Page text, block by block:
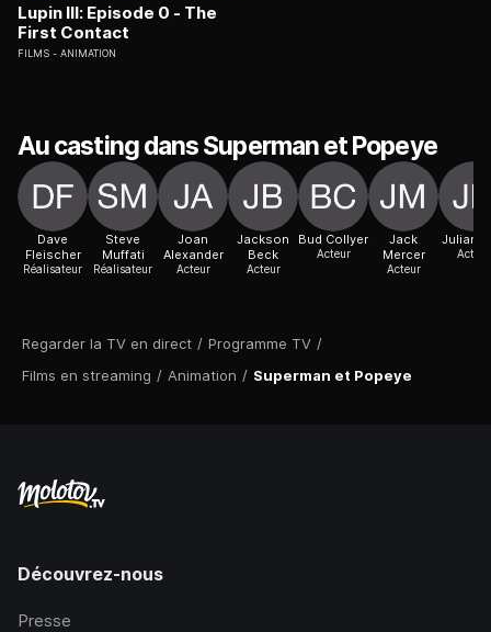
Regarder la TV en direct / Programme TV /
Films en streaming / Animation / Superman et Popeye
Lupin III: Episode 0 - The
First Contact
FILMS ANIMATION
Au casting dans Superman et Popeye
Dave
Fleischer
Réalisateur
Steve
Muffati
Réalisateur
Joan
Alexander
Acteur
Jackson
Beck
Acteur
Bud Collyer
Acteur
Jack
Mercer
Acteur
Julian
Acteur
Découvrez-nous
Presse